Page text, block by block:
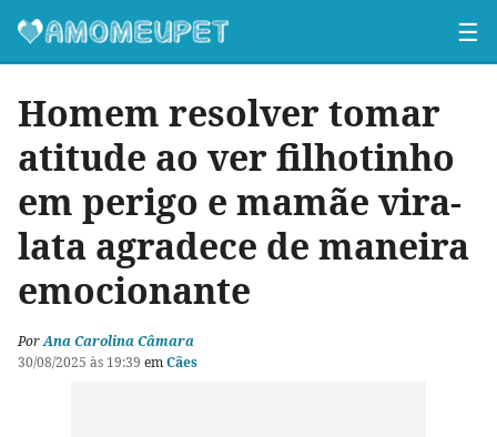
☰
Homem resolver tomar
atitude ao ver filhotinho
em perigo e mamãe vira-
lata agradece de maneira
emocionante
PorAna Carolina Câmara
30/08/2025 às 19:39 emCães